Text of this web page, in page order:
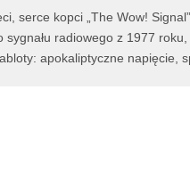
serce kopci „The Wow!
sygnału radiowego z 1977
apokaliptyczne napięcie,